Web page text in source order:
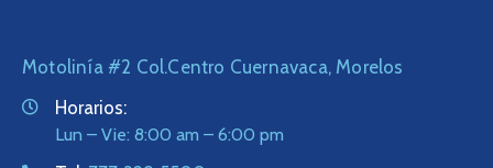
Motolinía #2 Col.Centro Cuernavaca, Morelos
Horarios:
Lun – Vie: 8:00 am – 6:00 pm